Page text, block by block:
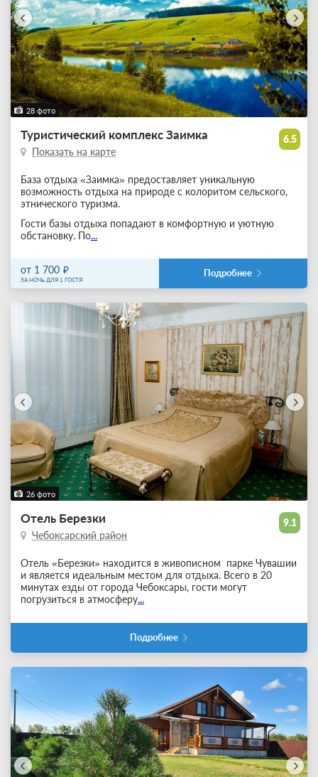
28 фото
6.5
Туристический комплекс Заимка
Показать на карте
База отдыха «Заимка» предоставляет уникальную
возможность отдыха на природе с колоритом сельского,
этнического туризма.
Гости базы отдыха попадают в комфортную и уютную
обстановку. По...
от 1 700
ЗА НОЧЬ ДЛЯ 1 ГОСТЯ
Подробнее
26 фото
9.1
Отель Березки
Чебоксарский район
Отель «Березки» находится в живописном парке Чувашии
и является идеальным местом для отдыха. Всего в 20
минутах езды от города Чебоксары, гости могут
погрузиться в атмосферу...
Подробнее